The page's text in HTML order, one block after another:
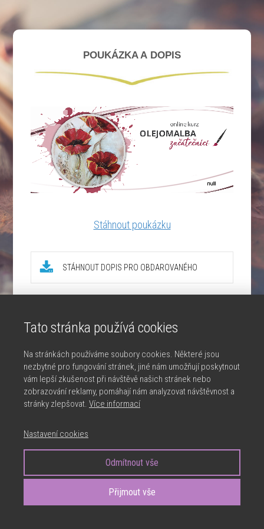
POUKÁZKA A DOPIS
Stáhnout poukázku
STÁHNOUT DOPIS PRO OBDAROVANÉHO
OBCHODNÍ PODMÍNKY
OCHRANA OSOBNÍCH ÚDAJŮ
Vytvořeno na platformě
Tato stránka používá cookies
Na stránkách používáme soubory cookies. Některé jsou
nezbytné pro fungování stránek, jiné nám umožňují poskytnout
vám lepší zkušenost při návštěvě našich stránek nebo
zobrazování reklamy, pomáhají nám analyzovat návštěvnost a
stránky zlepšovat. Více informací
Nastavení cookies
Odmítnout vše
Přijmout všeZeptejte se: